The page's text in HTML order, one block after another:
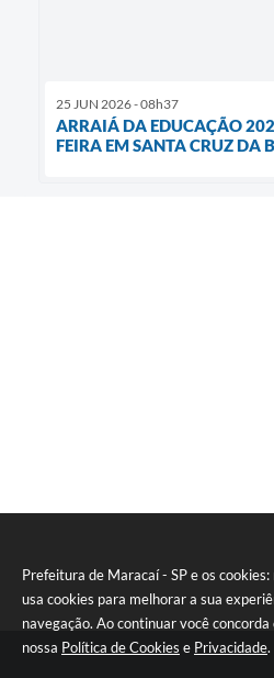
Prefeitura de Maracaí - SP e os cookies:
usa cookies para melhorar a sua
navegação. Ao continuar você concorda
nossa Política de Cookies e Privacidade.
25 JUN 2026 - 08h37
ARRAIÁ DA EDUCAÇÃO
FEIRA EM SANTA CRUZ DA